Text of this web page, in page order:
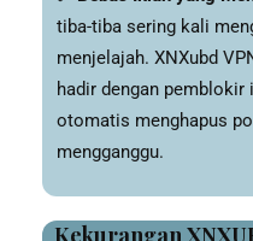
tiba-tiba sering kali
menjelajah. XNXubd
hadir dengan pemblokir
otomatis menghapus
mengganggu.
Kekurangan